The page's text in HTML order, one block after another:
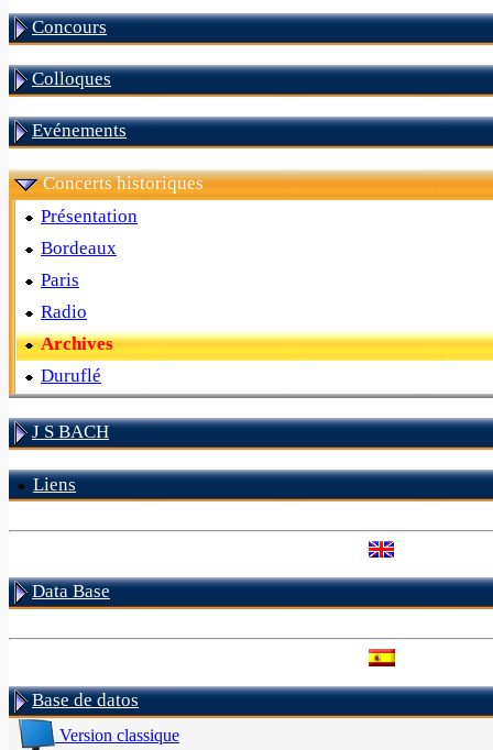
Concours
Colloques
Evénements
Concerts historiques
Présentation
Bordeaux
Paris
Radio
Archives
Duruflé
J S BACH
Liens
Data Base
Base de datos
Version classique